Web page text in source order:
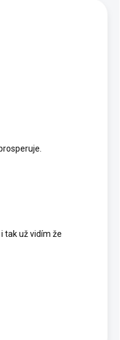
tak už vidím že